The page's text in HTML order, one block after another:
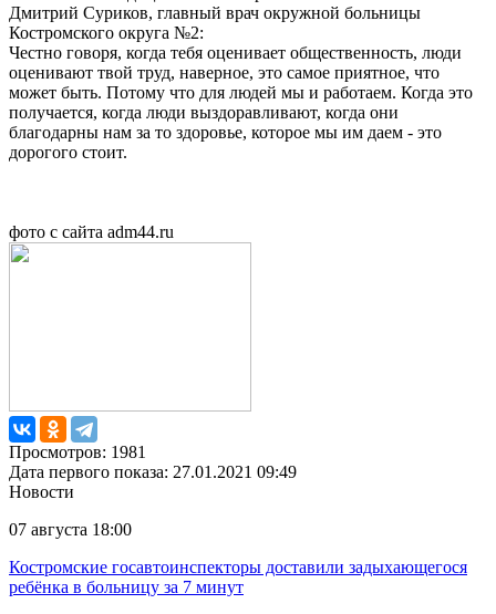
Дмитрий Суриков, главный врач окружной больницы
Костромского округа №2:
Честно говоря, когда тебя оценивает общественность, люди
оценивают твой труд, наверное, это самое приятное, что
может быть. Потому что для людей мы и работаем. Когда это
получается, когда люди выздоравливают, когда они
благодарны нам за то здоровье, которое мы им даем - это
дорогого стоит.
фото с сайта adm44.ru
Просмотров: 1981
Дата первого показа: 27.01.2021 09:49
Новости
07 августа 18:00
Костромские госавтоинспекторы доставили задыхающегося
ребёнка в больницу за 7 минут